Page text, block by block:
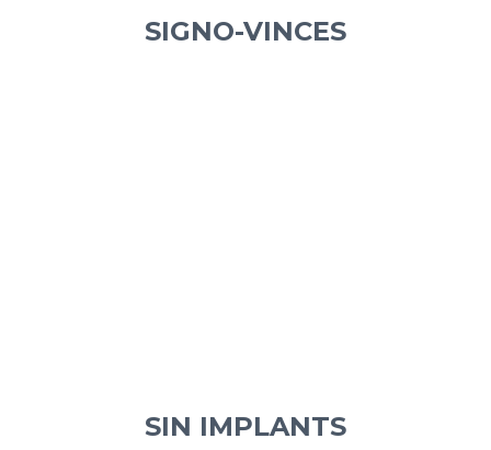
SIGNO-VINCES
SIN IMPLANTS